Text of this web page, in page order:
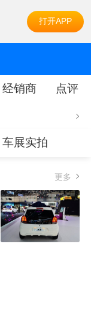
打开APP
经销商 点评
车展实拍
更多